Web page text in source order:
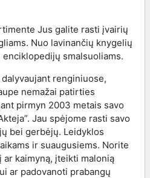
Jus galite rasti įvairių
Nuo lavinančių knygelių
smalsuoliams.
renginiuose,
nemažai patirties
pirmyn 2003 metais savo
Jau spėjome rasti savo
bei gerbėjų. Leidyklos
ir suaugusiems. Norite
kaimyną, įteikti malonią
ar padovanoti prabangų